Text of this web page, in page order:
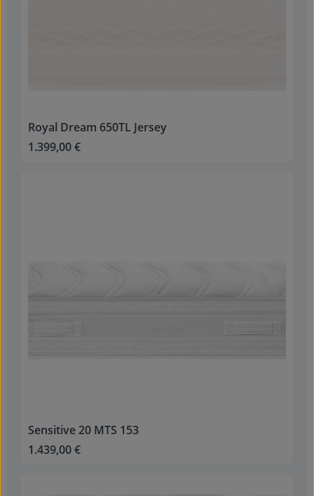
Royal Dream 650TL Jersey
Regulärer Preis:
1.399,00 €
Sensitive 20 MTS 153
Regulärer Preis:
1.439,00 €